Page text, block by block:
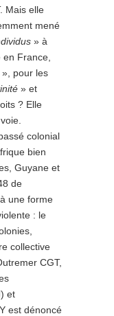
Mais elle
mené
» à
France,
», pour les
» et
? Elle
colonial
bien
Guyane et
de
une forme
: le
collective
CGT,
et
est dénoncé